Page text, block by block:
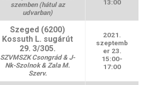
szemben (hátul az
udvarban)
13:00
Szeged (6200)
Kossuth L. sugárút
29. 3/305.
SZVMSZK Csongrád & J-
Nk-Szolnok & Zala M.
Szerv.
2021.
szeptemb
er 23.
15:00-
17:00